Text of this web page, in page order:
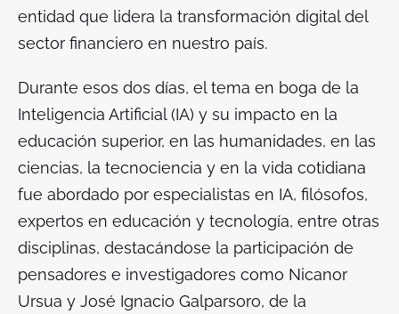
entidad que lidera la transformación digital del
sector financiero en nuestro país.
Durante esos dos días, el tema en boga de la
Inteligencia Artificial (IA) y su impacto en la
educación superior, en las humanidades, en las
ciencias, la tecnociencia y en la vida cotidiana
fue abordado por especialistas en IA, filósofos,
expertos en educación y tecnología, entre otras
disciplinas, destacándose la participación de
pensadores e investigadores como Nicanor
Ursua y José Ignacio Galparsoro, de la